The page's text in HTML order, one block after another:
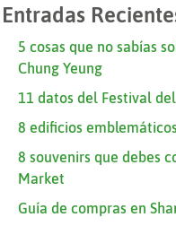
Entradas
5 cosas que no sabías
Chung Yeung
11 datos del Festival
8 edificios
8 souvenirs que debes
Market
Guía de compras en